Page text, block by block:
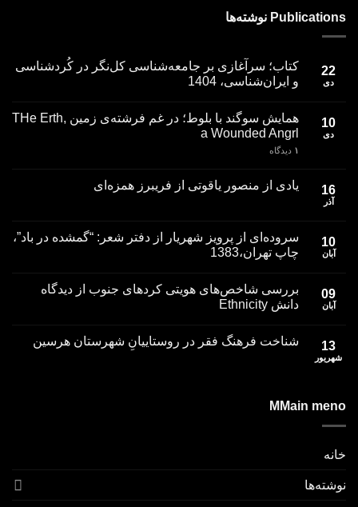
Publications نوشته‌ها
22
دی
کتاب؛ سرآغازی بر جامعه‌شناسی کل‌نگر در کُردشناسی
و ایران‌شناسی، 1404
10
دی
همایش سوگند با بلوط؛ در غم فرشته­‌ی زمین THe Erth,
a Wounded Angrl
۱ دیدگاه
16
آذر
یادی از منصور یاقوتی از فریبرز همزه‌ای
10
آبان
سروده‌ای از پرویز شهریار از دفتر شعر: “گمشده در باد”،
چاپ تهران،1383
09
آبان
بررسی شاخص‌های هویتی کردهای جنوب از دیدگاه
دانش Ethnicity
13
شهریور
ﺷﻨﺎﺧﺖ ﻓﺮﻫﻨﮓ ﻓﻘﺮ در روﺳﺘﺎﻳﻴﺎنِ ﺷﻬﺮﺳﺘﺎن ﻫﺮﺳﻴﻦ
MMain meno
خانه
نوشته‌ها